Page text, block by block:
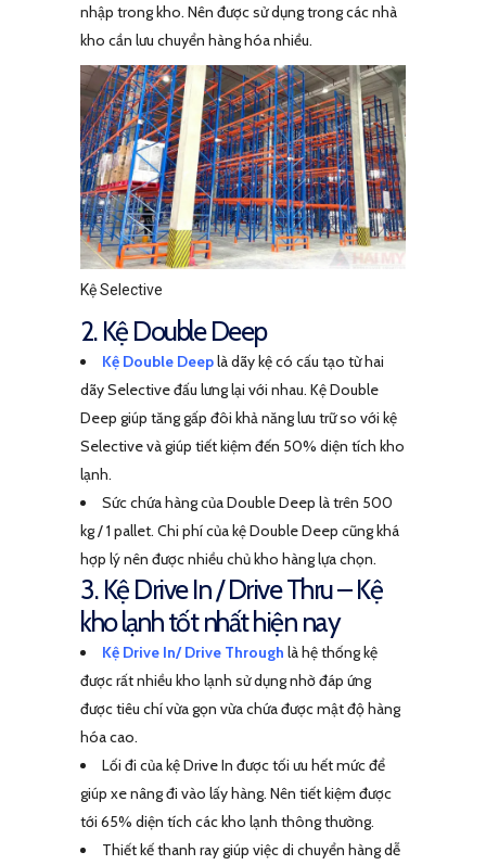
nhập trong kho. Nên được sử dụng trong các nhà
kho cần lưu chuyển hàng hóa nhiều.
Kệ Selective
2. Kệ Double Deep
Kệ Double Deeplà dãy kệ có cấu tạo từ hai
dãy Selective đấu lưng lại với nhau. Kệ Double
Deep giúp tăng gấp đôi khả năng lưu trữ so với kệ
Selective và giúp tiết kiệm đến 50% diện tích kho
lạnh.
Sức chứa hàng của Double Deep là trên 500
kg / 1 pallet. Chi phí của kệ Double Deep cũng khá
hợp lý nên được nhiều chủ kho hàng lựa chọn.
3. Kệ Drive In / Drive Thru – Kệ
kho lạnh tốt nhất hiện nay
Kệ Drive In/ Drive Through là hệ thống kệ
được rất nhiều kho lạnh sử dụng nhờ đáp ứng
được tiêu chí vừa gọn vừa chứa được mật độ hàng
hóa cao.
Lối đi của kệ Drive In được tối ưu hết mức để
giúp xe nâng đi vào lấy hàng. Nên tiết kiệm được
tới 65% diện tích các kho lạnh thông thường.
Thiết kế thanh ray giúp việc di chuyển hàng dễ